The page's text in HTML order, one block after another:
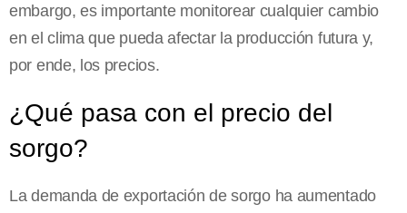
embargo, es importante monitorear cualquier cambio
en el clima que pueda afectar la producción futura y,
por ende, los precios.
¿Qué pasa con el precio del
sorgo?
La demanda de exportación de sorgo ha aumentado